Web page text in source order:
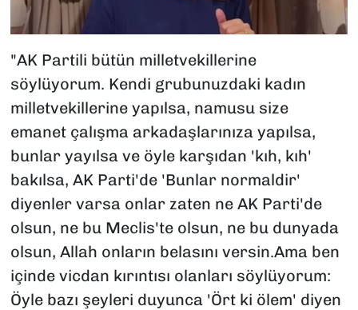
"AK Partili bütün milletvekillerine
söylüyorum. Kendi grubunuzdaki kadın
milletvekillerine yapılsa, namusu size
emanet çalışma arkadaşlarınıza yapılsa,
bunlar yayılsa ve öyle karşıdan 'kıh, kıh'
bakılsa, AK Parti'de 'Bunlar normaldir'
diyenler varsa onlar zaten ne AK Parti'de
olsun, ne bu Meclis'te olsun, ne bu dunyada
olsun, Allah onların belasını versin.Ama ben
içinde vicdan kırıntısı olanları söylüyorum:
Öyle bazı şeyleri duyunca 'Ört ki ölem' diyen